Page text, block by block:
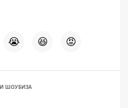
😭 😆 😡
ШОУБИЗА